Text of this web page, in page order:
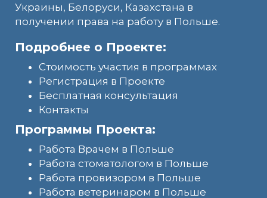
Украины, Белоруси, Казахстана в
получении права на работу в Польше.
Подробнее о Проекте:
Стоимость участия в программах
Регистрация в Проекте
Бесплатная консультация
Контакты
Программы Проекта:
Работа Врачем в Польше
Работа стоматологом в Польше
Работа провизором в Польше
Работа ветеринаром в Польше